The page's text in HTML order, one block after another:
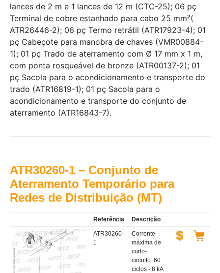
lances de 2 m e 1 lances de 12 m (CTC-25); 06 pç
Terminal de cobre estanhado para cabo 25 mm²(
ATR26446-2); 06 pç Termo retrátil (ATR17923-4); 01
pç Cabeçote para manobra de chaves (VMR00884-
1); 01 pç Trado de aterramento com Ø 17 mm x 1 m,
com ponta rosqueável de bronze (ATR00137-2); 01
pç Sacola para o acondicionamento e transporte do
trado (ATR16819-1); 01 pç Sacola para o
acondicionamento e transporte do conjunto de
aterramento (ATR16843-7).
ATR30260-1 – Conjunto de
Aterramento Temporário para
Redes de Distribuição (MT)
Referência Descrição
ATR30260-
1
Corrente
máxima de
curto-
circuito: 60
ciclos - 8 kA